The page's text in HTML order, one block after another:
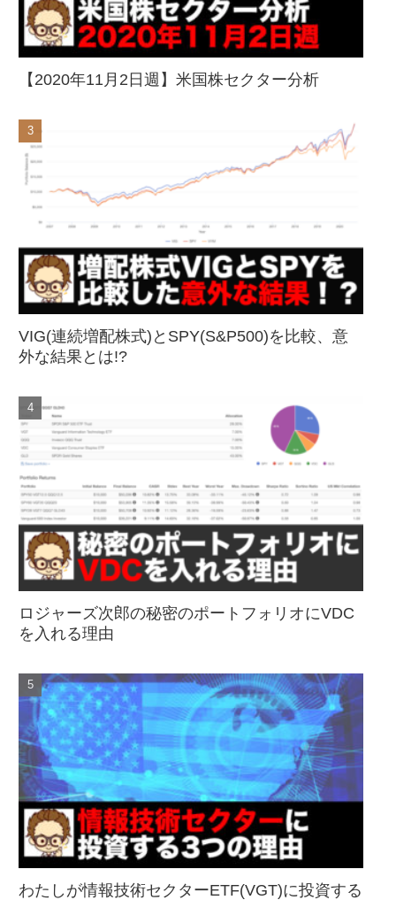
【2020年11月2日週】米国株セクター分析
VIG(連続増配株式)とSPY(S&P500)を比較、意
外な結果とは!?
ロジャーズ次郎の秘密のポートフォリオにVDC
を入れる理由
わたしが情報技術セクターETF(VGT)に投資する